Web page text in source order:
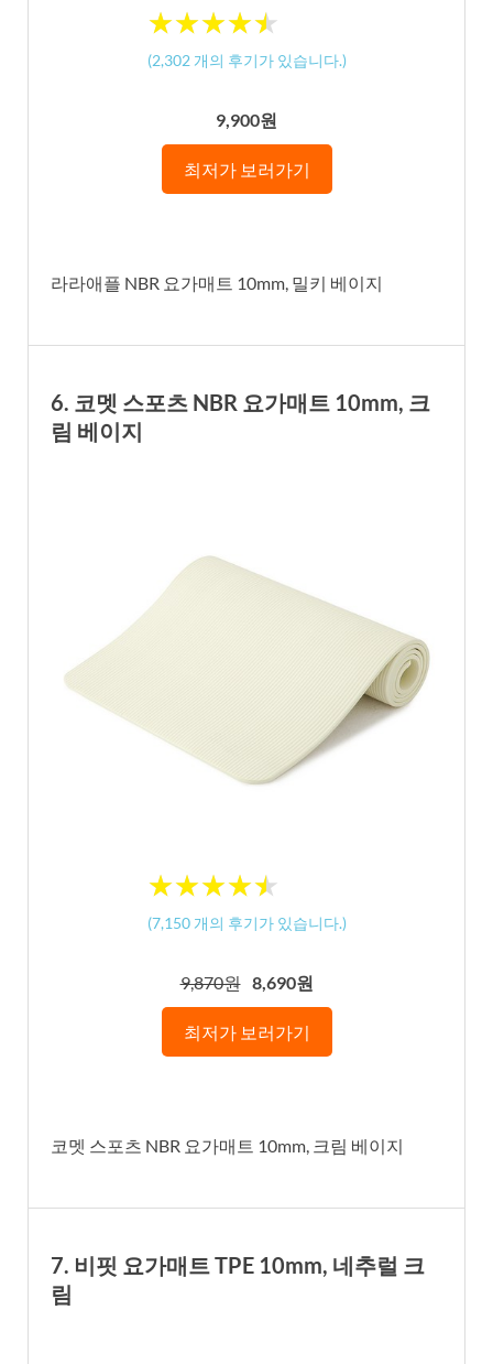
★★★★★
★★★★★
(2,302개의 후기가 있습니다.)
9,900원
최저가 보러가기
라라애플 NBR 요가매트 10mm, 밀키 베이지
6. 코멧 스포츠 NBR 요가매트 10mm, 크
림 베이지
★★★★★
★★★★★
(7,150개의 후기가 있습니다.)
9,870원 8,690원
최저가 보러가기
코멧 스포츠 NBR 요가매트 10mm, 크림 베이지
7. 비핏 요가매트 TPE 10mm, 네추럴 크
림